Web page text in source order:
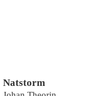
Natstorm